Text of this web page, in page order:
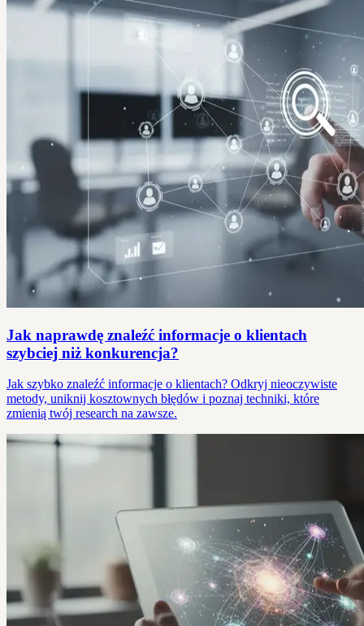
Jak naprawdę znaleźć informacje o klientach
szybciej niż konkurencja?
Jak szybko znaleźć informacje o klientach? Odkryj nieoczywiste
metody, uniknij kosztownych błędów i poznaj techniki, które
zmienią twój research na zawsze.